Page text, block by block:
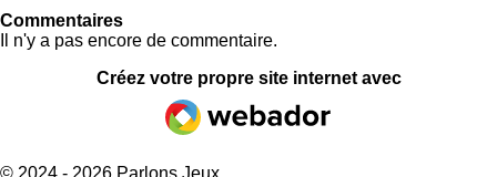
Commentaires
Il n'y a pas encore de commentaire.
Créez votre propre site internet avec
Webador
© 2024 - 2026 Parlons Jeux